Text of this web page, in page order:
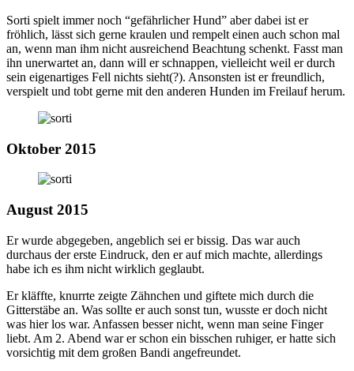
Sorti spielt immer noch “gefährlicher Hund” aber dabei ist er
fröhlich, lässt sich gerne kraulen und rempelt einen auch schon mal
an, wenn man ihm nicht ausreichend Beachtung schenkt. Fasst man
ihn unerwartet an, dann will er schnappen, vielleicht weil er durch
sein eigenartiges Fell nichts sieht(?). Ansonsten ist er freundlich,
verspielt und tobt gerne mit den anderen Hunden im Freilauf herum.
Oktober 2015
August 2015
Er wurde abgegeben, angeblich sei er bissig. Das war auch
durchaus der erste Eindruck, den er auf mich machte, allerdings
habe ich es ihm nicht wirklich geglaubt.
Er kläffte, knurrte zeigte Zähnchen und giftete mich durch die
Gitterstäbe an. Was sollte er auch sonst tun, wusste er doch nicht
was hier los war. Anfassen besser nicht, wenn man seine Finger
liebt. Am 2. Abend war er schon ein bisschen ruhiger, er hatte sich
vorsichtig mit dem großen Bandi angefreundet.